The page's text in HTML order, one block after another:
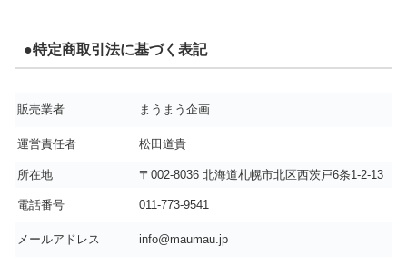
●特定商取引法に基づく表記
販売業者 まうまう企画
運営責任者 松田道貴
所在地 〒002-8036 北海道札幌市北区西茨戸6条1-2-13
電話番号 011-773-9541
メールアドレス info@maumau.jp